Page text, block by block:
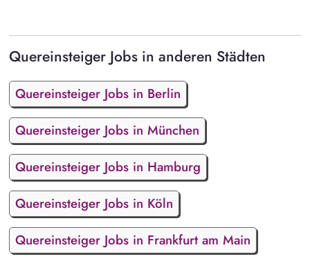
Quereinsteiger Jobs in anderen Städten
Quereinsteiger Jobs in Berlin
Quereinsteiger Jobs in München
Quereinsteiger Jobs in Hamburg
Quereinsteiger Jobs in Köln
Quereinsteiger Jobs in Frankfurt am Main